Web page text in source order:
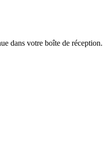
dans votre boîte de réception.